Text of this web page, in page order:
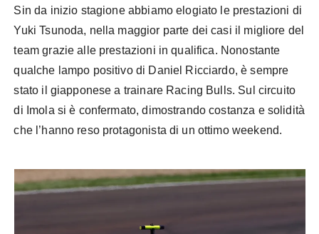
Sin da inizio stagione abbiamo elogiato le prestazioni di
Yuki Tsunoda, nella maggior parte dei casi il migliore del
team grazie alle prestazioni in qualifica. Nonostante
qualche lampo positivo di Daniel Ricciardo, è sempre
stato il giapponese a trainare Racing Bulls. Sul circuito
di Imola si è confermato, dimostrando costanza e solidità
che l’hanno reso protagonista di un ottimo weekend.